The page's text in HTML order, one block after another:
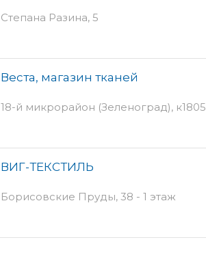
Степана Разина, 5
Веста, магазин тканей
18-й микрорайон (Зеленоград), к1805
ВИГ-ТЕКСТИЛЬ
Борисовские Пруды, 38 - 1 этаж